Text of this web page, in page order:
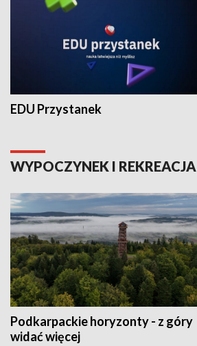
EDU Przystanek
WYPOCZYNEK I REKREACJA
Podkarpackie horyzonty - z góry
widać więcej